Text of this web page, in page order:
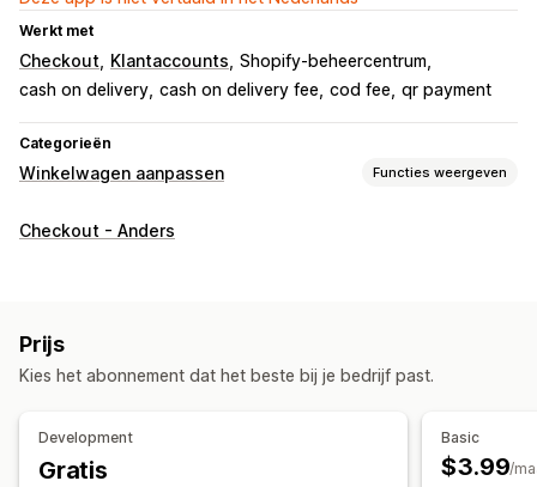
Werkt met
Checkout Klantaccounts Shopify-beheercentrum
cash on delivery cash on delivery fee cod fee qr payment
Categorieën
Winkelwagen aanpassen Functies weergeven
Weergave van winkelwagen
Gratis verzending
Checkout-aanpassing
Checkout - Anders
Prijs
Kies het abonnement dat het beste bij je bedrijf past.
Development
Gratis
Basic
$3.99/